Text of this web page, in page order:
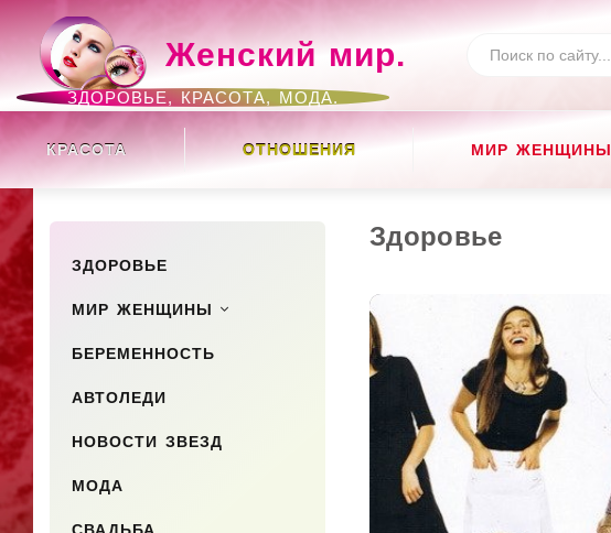
Женский мир.
ЗДОРОВЬЕ, КРАСОТА, МОДА.
КРАСОТА ОТНОШЕНИЯ МИР ЖЕНЩИНЫ
ЗДОРОВЬЕ
МИР ЖЕНЩИНЫ
БЕРЕМЕННОСТЬ
АВТОЛЕДИ
НОВОСТИ ЗВЕЗД
МОДА
Здоровье